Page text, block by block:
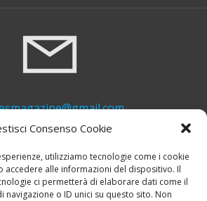
Consenso Cookie
utilizziamo tecnologie come i cookie
accedere alle informazioni del dispositivo. Il
ci permetterà di elaborare dati come il
navigazione o ID unici su questo sito. Non